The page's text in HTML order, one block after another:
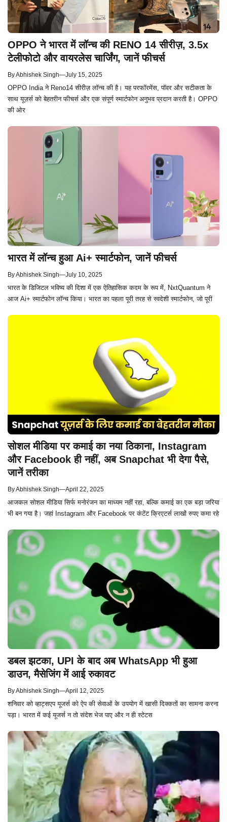
OPPO ने भारत में लॉन्च की RENO 14 सीरीज़, 3.5x
टेलीफोटो और वायरलेस चार्जिंग, जानें फीचर्स
ByAbhishek Singh—July 15, 2025
OPPO India ने Reno14 सीरीज़ लॉन्च की है। यह परफॉरमेंस, पॉवर और सटीकता के
साथ यूज़र्स को बेहतरीन फीचर्स और एक संपूर्ण स्मार्टफोन अनुभव प्रदान करती है। OPPO
की ओर
भारत में लॉन्च हुआ Ai+ स्मार्टफोन, जानें फीचर्स
ByAbhishek Singh—July 10, 2025
भारत के डिजिटल भविष्य की दिशा में एक ऐतिहासिक कदम के रूप में, NxtQuantum ने
आज Ai+ स्मार्टफोन लॉन्च किया। भारत का पहला पूरी तरह से स्वदेशी स्मार्टफोन, जो पूरी
सोशल मीडिया पर कमाई का नया ठिकाना, Instagram
और Facebook ही नहीं, अब Snapchat भी देगा पैसे,
जानें तरीका
ByAbhishek Singh—April 22, 2025
आजकल सोशल मीडिया सिर्फ मनोरंजन का माध्यम नहीं रहा, बल्कि कमाई का एक बड़ा जरिया
भी बन गया है। जहां Instagram और Facebook पर कंटेंट क्रिएटर्स लाखों रुपए कमा रहे
डबल झटका, UPI के बाद अब WhatsApp भी हुआ
डाउन, मैसेजिंग में आई रुकावट
ByAbhishek Singh—April 12, 2025
शनिवार को व्हाट्सएप यूजर्स को ऐप की सेवाओं के उपयोग में खासी दिक्कतों का सामना करना
पड़ा। भारत में कई यूजर्स न तो संदेश भेज पाए और न ही स्टेटस